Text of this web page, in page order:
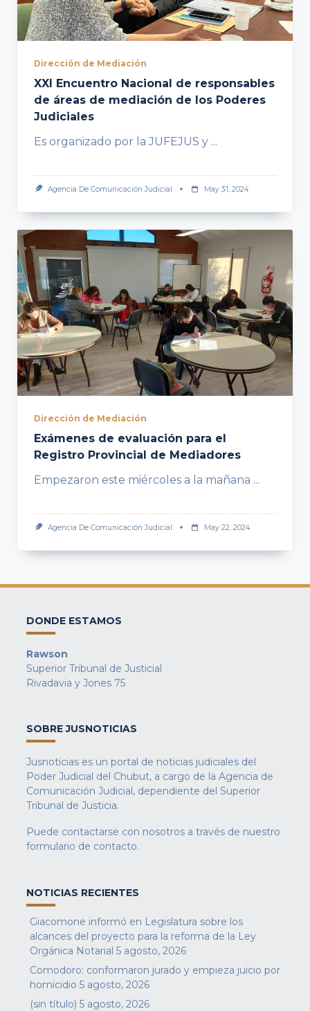
Dirección de Mediación
XXI Encuentro Nacional de responsables
de áreas de mediación de los Poderes
Judiciales
Es organizado por la JUFEJUS y ...
Agencia De Comunicación Judicial May 31, 2024
Dirección de Mediación
Exámenes de evaluación para el
Registro Provincial de Mediadores
Empezaron este miércoles a la mañana ...
Agencia De Comunicación Judicial May 22, 2024
DONDE ESTAMOS
Rawson
Superior Tribunal de Justicial
Rivadavia y Jones 75
SOBRE JUSNOTICIAS
Jusnoticias es un portal de noticias judiciales del
Poder Judicial del Chubut, a cargo de la Agencia de
Comunicación Judicial, dependiente del Superior
Tribunal de Justicia.
Puede contactarse con nosotros a través de nuestro
formulario de contacto.
NOTICIAS RECIENTES
Giacomone informó en Legislatura sobre los
alcances del proyecto para la reforma de la Ley
Orgánica Notarial 5 agosto, 2026
Comodoro: conformaron jurado y empieza juicio por
homicidio 5 agosto, 2026
(sin título) 5 agosto, 2026